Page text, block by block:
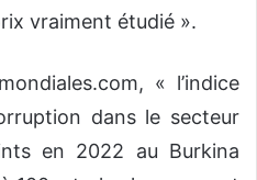
vraiment étudié ».
« l’indice
dans le secteur
en 2022 au Burkina